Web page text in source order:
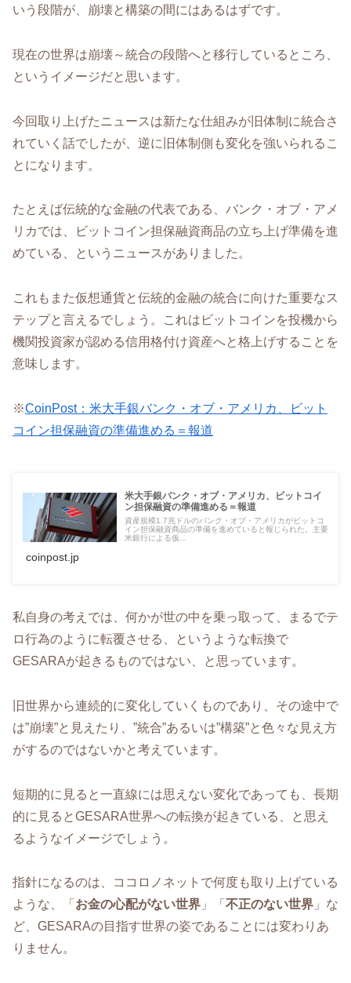
いう段階が、崩壊と構築の間にはあるはずです。
現在の世界は崩壊～統合の段階へと移行しているところ、
というイメージだと思います。
今回取り上げたニュースは新たな仕組みが旧体制に統合さ
れていく話でしたが、逆に旧体制側も変化を強いられるこ
とになります。
たとえば伝統的な金融の代表である、バンク・オブ・アメ
リカでは、ビットコイン担保融資商品の立ち上げ準備を進
めている、というニュースがありました。
これもまた仮想通貨と伝統的金融の統合に向けた重要なス
テップと言えるでしょう。これはビットコインを投機から
機関投資家が認める信用格付け資産へと格上げすることを
意味します。
※CoinPost：米大手銀バンク・オブ・アメリカ、ビット
コイン担保融資の準備進める＝報道
米大手銀バンク・オブ・アメリカ、ビットコイ
ン担保融資の準備進める＝報道
資産規模1.7兆ドルのバンク・オブ・アメリカがビットコ
イン担保融資商品の準備を進めていると報じられた。主要
米銀行による仮...
coinpost.jp
私自身の考えでは、何かが世の中を乗っ取って、まるでテ
ロ行為のように転覆させる、というような転換で
GESARAが起きるものではない、と思っています。
旧世界から連続的に変化していくものであり、その途中で
は”崩壊”と見えたり、”統合”あるいは”構築”と色々な見え方
がするのではないかと考えています。
短期的に見ると一直線には思えない変化であっても、長期
的に見るとGESARA世界への転換が起きている、と思え
るようなイメージでしょう。
指針になるのは、ココロノネットで何度も取り上げている
ような、「 お金の心配がない世界 」「 不正のない世界 」な
ど、GESARAの目指す世界の姿であることには変わりあ
りません。